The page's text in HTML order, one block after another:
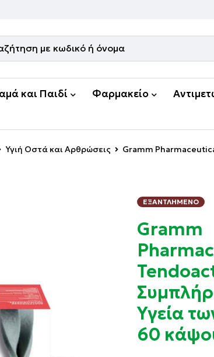
και Παιδί Φαρμακείο
Υγιή Οστά και Αρθρώσεις
Gramm
ΕΞΑΝΤΛΗΜΈΝΟ
Gramm
Υγεία
60